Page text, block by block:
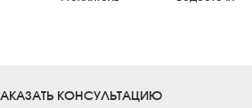
КОНСУЛЬТАЦИЮ